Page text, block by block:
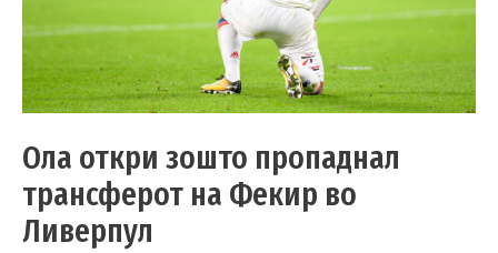
Ола откри зошто пропаднал
трансферот на Фекир во
Ливерпул